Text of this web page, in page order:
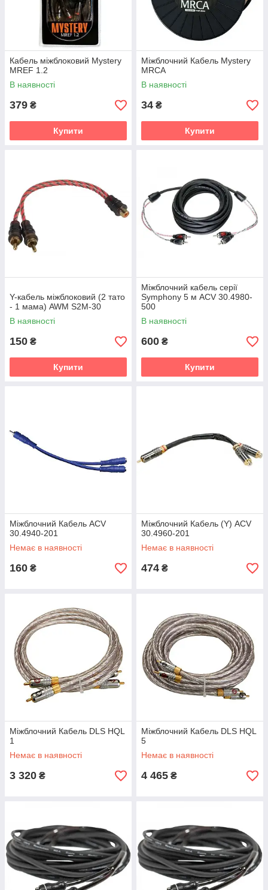
Кабель міжблоковий Mystery
MREF 1.2
В наявності
379 ₴
Купити
Міжблочний Кабель Mystery
MRCA
В наявності
34 ₴
Купити
Y-кабель міжблоковий (2 тато
- 1 мама) AWM S2M-30
В наявності
150 ₴
Купити
Міжблочний кабель серії
Symphony 5 м ACV 30.4980-
500
В наявності
600 ₴
Купити
Міжблочний Кабель ACV
30.4940-201
Немає в наявності
160 ₴
Міжблочний Кабель (Y) ACV
30.4960-201
Немає в наявності
474 ₴
Міжблочний Кабель DLS HQL
1
Немає в наявності
3 320 ₴
Міжблочний Кабель DLS HQL
5
Немає в наявності
4 465 ₴